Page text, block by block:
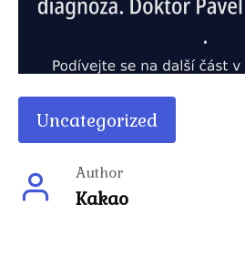
Uncategorized
Author
Kakao